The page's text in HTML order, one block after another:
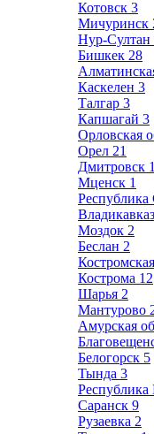
Котовск 3
Мичуринск
Нур-Султан
Бишкек 28
Каскелен 3
Талгар 3
Капшагай 3
Орловская
Орел 21
Дмитровск 1
Мценск 1
Владикавказ
Моздок 2
Беслан 2
Кострома 12
Шарья 2
Мантурово
Амурская
Белогорск 5
Тында 3
Саранск 9
Рузаевка 2